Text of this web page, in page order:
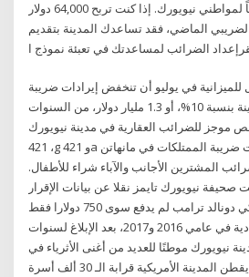
2020 إعداد الضرائب مجاناً لمواطني نيويورك. إذا كنت تربح 64,000 دولار
الماضي، فقد تساعدك المدينة بتقديم
الضرائب لمساعدتك في تعبئة نموذج ا
في يوليو أن تنخفض إيرادات ضريبة
الدخل الشخصي في المدينة بنسبة 10%، أو 1.3 مليار دولار، من السنوات
2020 إلى 2021. ملخص موجز للضرائب العقارية في مدينة نيويورك
، 421g و 421a تخفيض الضرائب ، ومعدلات ضريبة الممتلكات في مانهاتن
المشترين الأجانب والآباء شراء للأطفال.
صحيفة نيويورك تايمز نقلا عن بيانات الإقرار
الضريبي إن الرئيس الأميركي دونالد ترامب لم يدفع سوى 750 دولارا فقط
من ضرائب الدخل الاتحادية في عامي 2016 و2017، بعد الإبلاغ لسنوات
نيويورك موطنًا للعديد من أغنى الأثرياء في
العالم، فبحسب الدراسات يقطن المدينة الأمريكية قرابة الـ 30 ألف أسرة